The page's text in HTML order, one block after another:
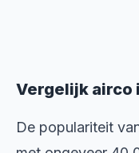
Vergelijk airco
De populariteit